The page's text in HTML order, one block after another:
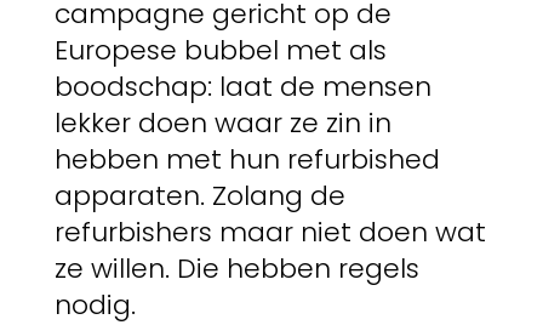
campagne gericht op de
Europese bubbel met als
boodschap: laat de mensen
lekker doen waar ze zin in
hebben met hun refurbished
apparaten. Zolang de
refurbishers maar niet doen wat
ze willen. Die hebben regels
nodig.